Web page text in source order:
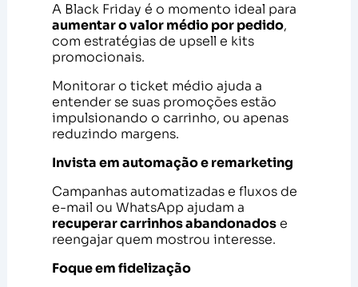
A Black Friday é o momento ideal para
aumentar o valor médio por pedido,
com estratégias de upsell e kits
promocionais.
Monitorar o ticket médio ajuda a
entender se suas promoções estão
impulsionando o carrinho, ou apenas
reduzindo margens.
Invista em automação e remarketing
Campanhas automatizadas e fluxos de
e-mail ou WhatsApp ajudam a
recuperar carrinhos abandonadose
reengajar quem mostrou interesse.
Foque em fidelização